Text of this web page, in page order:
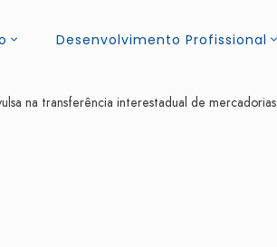
Desenvolvimento Profissional
na transferência interestadual de mercadorias